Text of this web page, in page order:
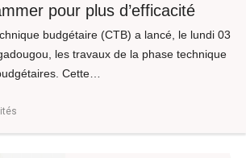
pour plus d’efficacité
budgétaire (CTB) a lancé, le lundi 03
les travaux de la phase technique
Cette…